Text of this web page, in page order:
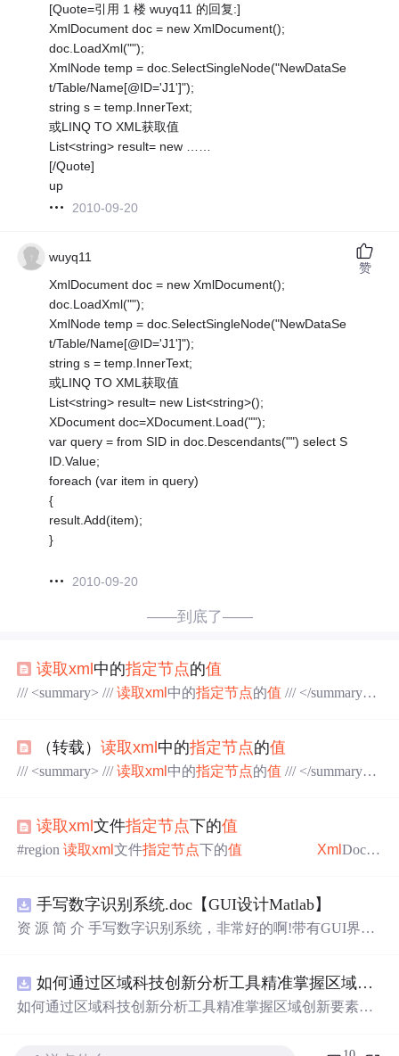
[Quote=引用 1 楼 wuyq11 的回复:]
XmlDocument doc = new XmlDocument();
doc.LoadXml("");
XmlNode temp = doc.SelectSingleNode("NewDataSe
t/Table/Name[@ID='J1']");
string s = temp.InnerText;
或LINQ TO XML获取值
List<string> result= new ……
[/Quote]
up
2010-09-20
wuyq11
XmlDocument doc = new XmlDocument();
doc.LoadXml("");
XmlNode temp = doc.SelectSingleNode("NewDataSe
t/Table/Name[@ID='J1']");
string s = temp.InnerText;
或LINQ TO XML获取值
List<string> result= new List<string>();
XDocument doc=XDocument.Load("");
var query = from SID in doc.Descendants("") select S
ID.Value;
foreach (var item in query)
{
result.Add(item);
}
2010-09-20
赞
——到底了——
读取xml中的指定节点的值
/// <summary> ///读取xml 中的指定节点的值 /// </summary> p
（转载）读取xml中的指定节点的值
/// <summary> ///读取xml 中的指定节点的值 /// </summary> p
读取xml文件指定节点下的值
#region读取xml文件指定节点下的值 XmlDocu
eNode("//resp
手写数字识别系统.doc【GUI设计Matlab】
资 源 简 介 手写数字识别系统，非常好的啊!带有GUI界
带有直观的图形用户界面（GUI），非常容易使用。你只
需要将手写数字输入系统，它将立即给出准确的识别结
如何通过区域科技创新分析工具精准掌握区域创新要素分布与产业链融合现状？.docx
如何通过区域科技创新分析工具精准掌握区域创新要素分